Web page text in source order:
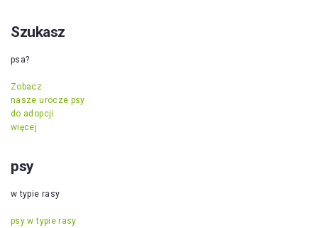
Szukasz
psa?
Zobacz
nasze urocze psy
do adopcji
więcej
psy
w typie rasy
psy w typie rasy